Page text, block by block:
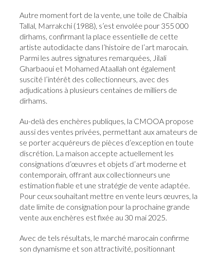
Autre moment fort de la vente, une toile de Chaïbia
Tallal, Marrakchi (1988), s’est envolée pour 355 000
dirhams, confirmant la place essentielle de cette
artiste autodidacte dans l’histoire de l’art marocain.
Parmi les autres signatures remarquées, Jilali
Gharbaoui et Mohamed Ataallah ont également
suscité l’intérêt des collectionneurs, avec des
adjudications à plusieurs centaines de milliers de
dirhams.
Au-delà des enchères publiques, la CMOOA propose
aussi des ventes privées, permettant aux amateurs de
se porter acquéreurs de pièces d’exception en toute
discrétion. La maison accepte actuellement les
consignations d’œuvres et objets d’art moderne et
contemporain, offrant aux collectionneurs une
estimation fiable et une stratégie de vente adaptée.
Pour ceux souhaitant mettre en vente leurs œuvres, la
date limite de consignation pour la prochaine grande
vente aux enchères est fixée au 30 mai 2025.
Avec de tels résultats, le marché marocain confirme
son dynamisme et son attractivité, positionnant